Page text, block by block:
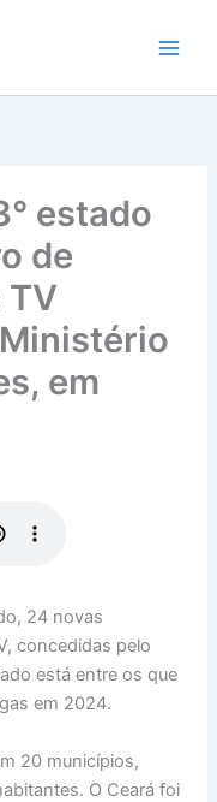
estado
de
em
24 novas
concedidas pelo
está entre os que
em 2024.
20 municípios,
O Ceará foi